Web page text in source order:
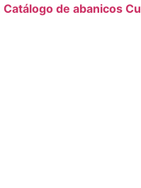
Catálogo de abanicos